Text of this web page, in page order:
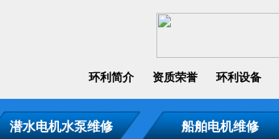
环利简介 资质荣誉 环利设备
潜水电机水泵维修 船舶电机维修